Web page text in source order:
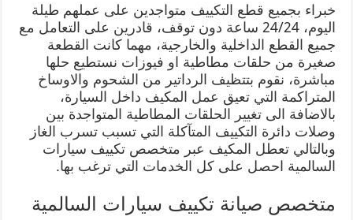
خبراء بجميع قطع التكييف متواجدين على عملهم طيلة
اليوم، 24/24 ساعة دون توقف، قادرين على التعامل مع
جميع القطع الداخلية والخارجية، مهما كانت القطعة
صغيرة من حلقات مطاطية او فيوزات نستطيع حلها
مباشرة، نقوم بتتظيف الرداتير من الشحوم والاوساخ
المتراكمة التي تعيق عمل المكيف داخل السيارة،
بالاضافة الى تغيير الحلقات المطاطية المتواجدة بين
وصلات دائرة التكييف المتآكلة التي تسبب تسرب الغاز
وبالتالي تعطل المكيف عبر متخصص تكييف سيارات
السالمية احصل على كل الخدمات التي ترغب بها.
متخصص صيانة تكييف سيارات السالمية